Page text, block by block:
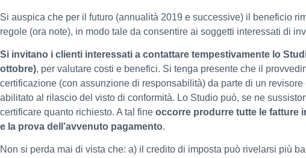
Si auspica che per il futuro (annualità 2019 e successive) il beneficio
regole (ora note), in modo tale da consentire ai soggetti interessati di
Si invitano i clienti interessati a contattare tempestivamente lo
ottobre), per valutare costi e benefici. Si tenga presente che il
certificazione (con assunzione di responsabilità) da parte di un
abilitato al rilascio del visto di conformità. Lo Studio può, se ne
certificare quanto richiesto. A tal fine occorre produrre tutte le fatture
e la prova dell’avvenuto pagamento.
Non si perda mai di vista che: a) il credito di imposta può rivelarsi più